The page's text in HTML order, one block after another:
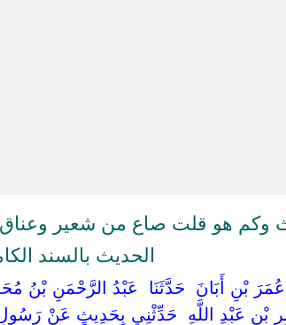
وكم هو قلت صاع من شعير وعناق
الحديث بالسند
عُمَرَ بْنِ أَبَانَ ‏ ‏حَدَّثَنَا ‏ ‏عَبْدُ الرَّحْمَنِ
بْنِ عَبْدِ اللَّهِ ‏ ‏حَدِّثْنِي بِحَدِيثٍ عَنْ